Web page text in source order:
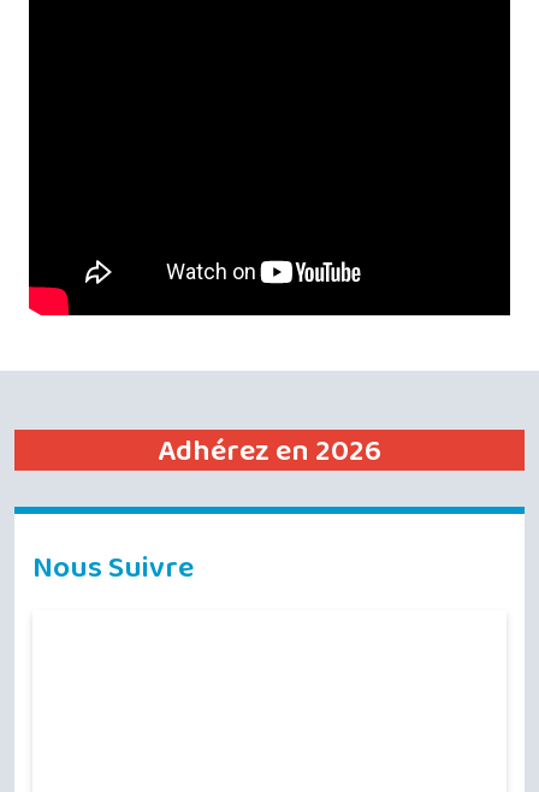
Adhérez en 2026
Nous Suivre